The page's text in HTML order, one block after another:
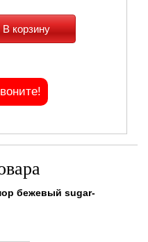
В корзину
бежевый sugar-